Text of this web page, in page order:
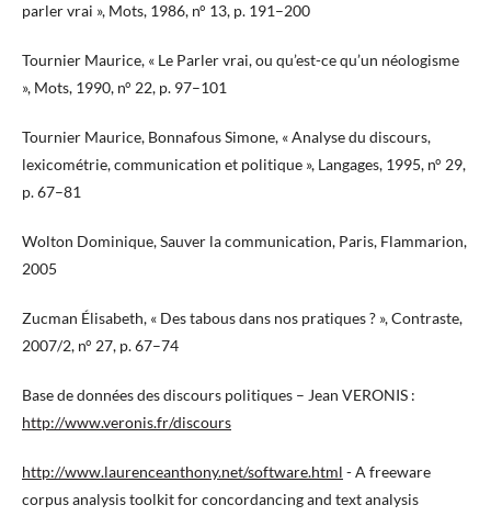
parler vrai », Mots, 1986, n° 13, p. 191–200
Tournier Maurice, « Le Parler vrai, ou qu’est-ce qu’un néologisme
», Mots, 1990, n° 22, p. 97–101
Tournier Maurice, Bonnafous Simone, « Analyse du discours,
lexicométrie, communication et politique », Langages, 1995, n° 29,
p. 67–81
Wolton Dominique, Sauver la communication, Paris, Flammarion,
2005
Zucman Élisabeth, « Des tabous dans nos pratiques ? », Contraste,
2007/2, n° 27, p. 67–74
Base de données des discours politiques – Jean VERONIS :
http://www.veronis.fr/discours
http://www.laurenceanthony.net/software.html - A freeware
corpus analysis toolkit for concordancing and text analysis